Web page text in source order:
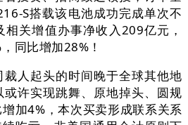
S搭载该电池成功完成单次不
关增值办事净收入209亿元，
同比增加28%！
人起头的时间晚于全球其他地
许实现跳舞、原地掉头、圆规
加4%，本次买卖形成联系关系